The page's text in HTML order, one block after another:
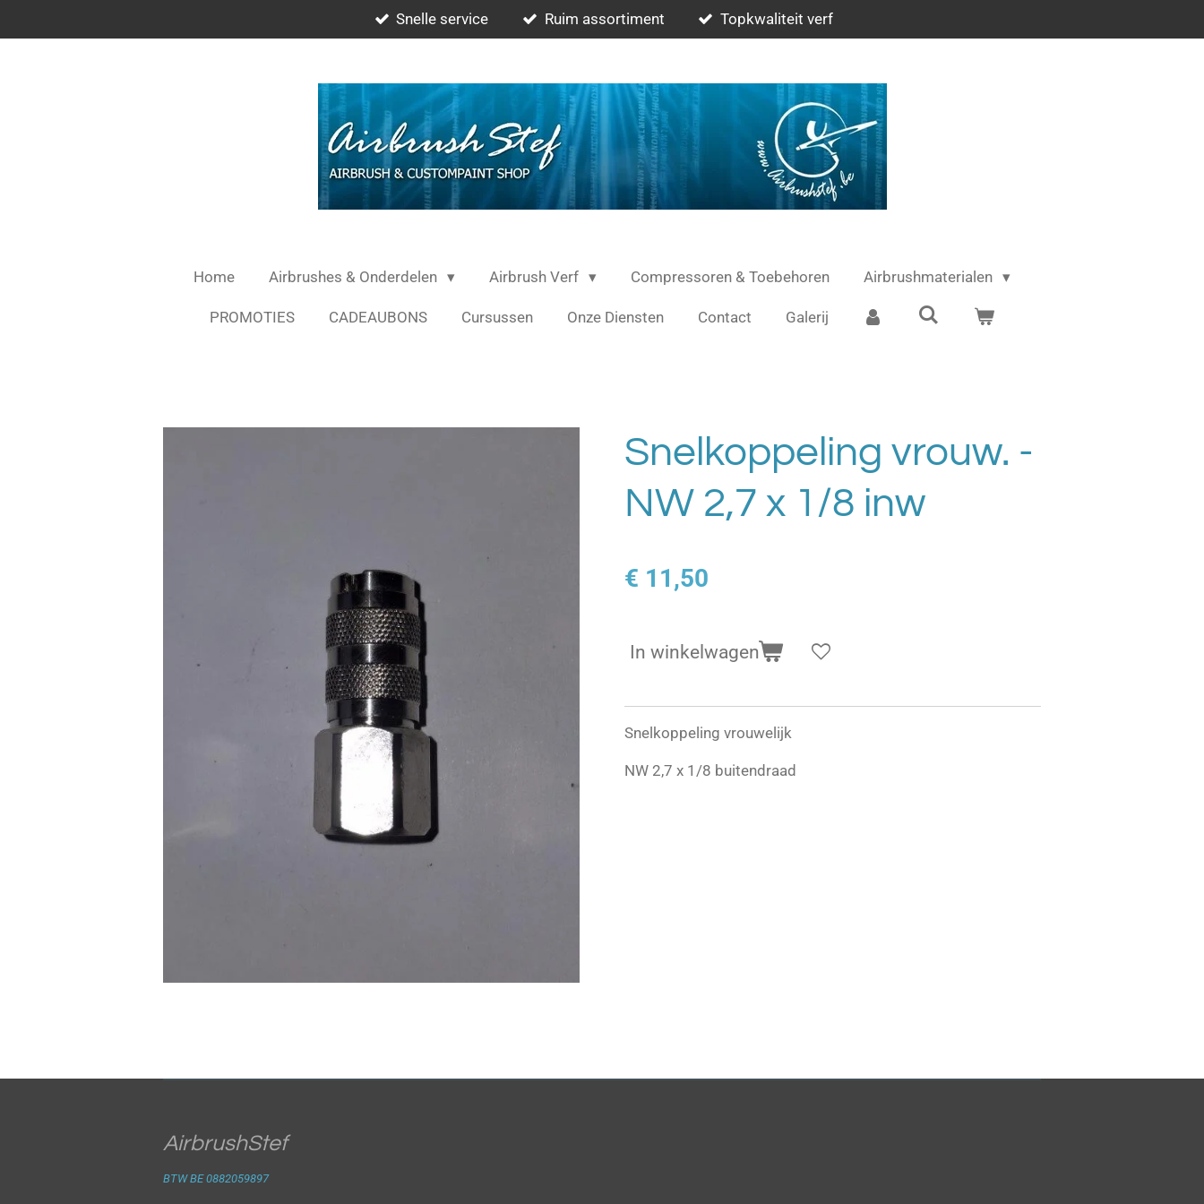
direct
Snelle service Ruim assortiment Topkwaliteit verf
Home Airbrushes & Onderdelen Airbrush Verf Compressoren & Toebehoren Airbrushmaterialen
PROMOTIES CADEAUBONS Cursussen Onze Diensten Contact Galerij
Snelkoppeling vrouw. -
NW 2,7 x 1/8 inw
€ 11,50
In winkelwagen
Snelkoppeling vrouwelijk
NW 2,7 x 1/8 buitendraad
AirbrushStef
BTW BE 0882059897